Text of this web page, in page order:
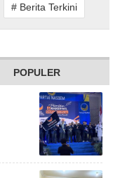
# Berita Terkini
POPULER